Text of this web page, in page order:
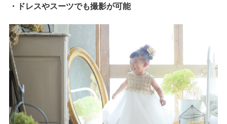
・ドレスやスーツでも撮影が可能